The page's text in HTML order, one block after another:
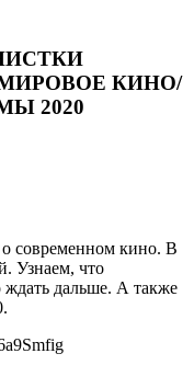
КИНО/
2020
современном кино. В
Узнаем, что
ждать дальше. А также